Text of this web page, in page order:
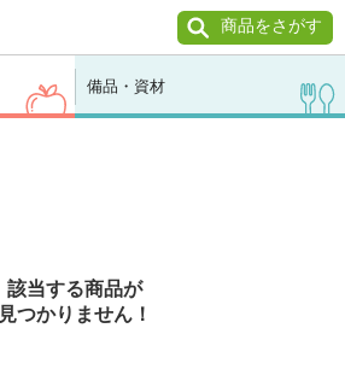
商品をさがす
備品・資材
該当する商品が
見つかりません！